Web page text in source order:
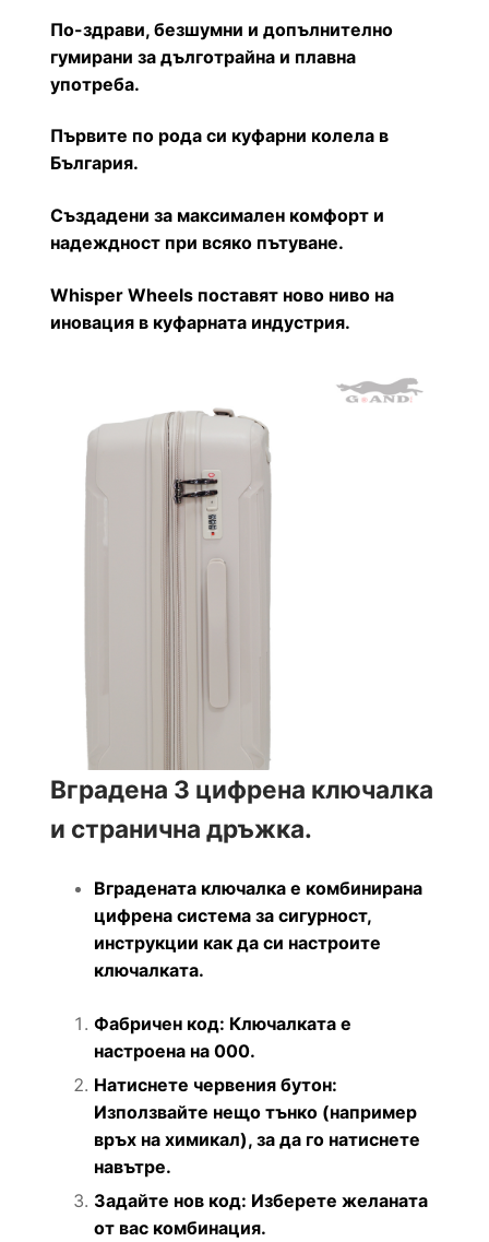
По-здрави, безшумни и допълнително
гумирани за дълготрайна и плавна
употреба.
Първите по рода си куфарни колела в
България.
Създадени за максимален комфорт и
надеждност при всяко пътуване.
Whisper Wheels поставят ново ниво на
иновация в куфарната индустрия.
Вградена 3 цифрена ключалка
и странична дръжка.
Вградената ключалка е комбинирана
цифрена система за сигурност,
инструкции как да си настроите
ключалката.
Фабричен код: Ключалката е
настроена на 000.
Натиснете червения бутон:
Използвайте нещо тънко (например
връх на химикал), за да го натиснете
навътре.
Задайте нов код: Изберете желаната
от вас комбинация.